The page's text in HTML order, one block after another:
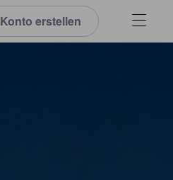
Konto erstellen